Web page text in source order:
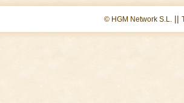
© HGM Network S.L. ||